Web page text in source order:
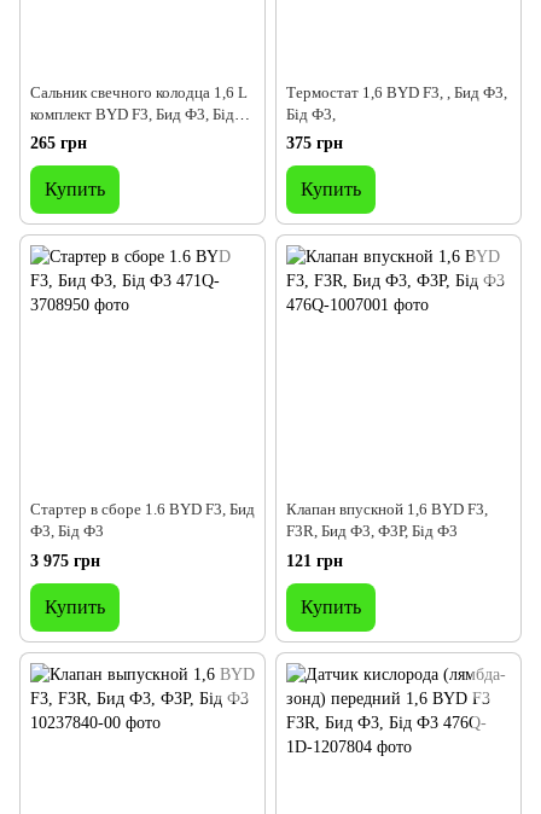
Сальник свечного колодца 1,6 L
комплект BYD F3, Бид Ф3, Бід
Ф3
265 грн
Купить
Термостат 1,6 BYD F3, , Бид Ф3,
Бід Ф3,
375 грн
Купить
Стартер в сборе 1.6 BYD F3, Бид
Ф3, Бід Ф3
3 975 грн
Купить
Клапан впускной 1,6 BYD F3,
F3R, Бид Ф3, Ф3Р, Бід Ф3
121 грн
Купить